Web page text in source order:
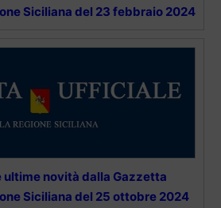
Siciliana del 23 febbraio 2024
ultime novità dalla Gazzetta
Siciliana del 25 ottobre 2024